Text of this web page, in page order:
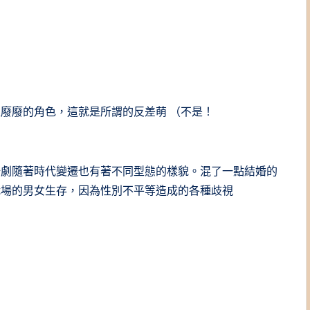
廢的角色，這就是所謂的反差萌 （不是！
隨著時代變遷也有著不同型態的樣貌。混了一點結婚的
的男女生存，因為性別不平等造成的各種歧視